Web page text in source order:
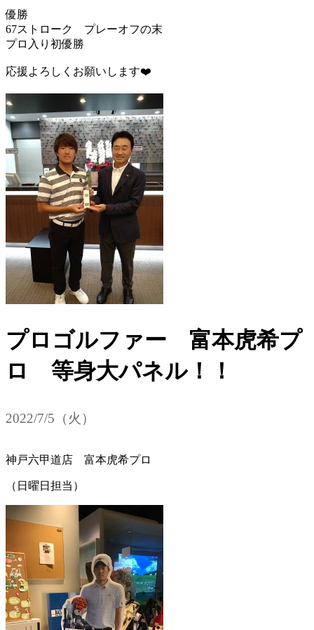
優勝
67ストローク プレーオフの末
プロ入り初優勝
応援よろしくお願いします❤️
プロゴルファー 富本虎希プ
ロ 等身大パネル！！
2022/7/5（火）
神戸六甲道店 富本虎希プロ
（日曜日担当）